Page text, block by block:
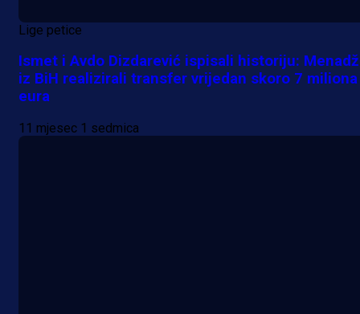
Lige petice
Ismet i Avdo Dizdarević ispisali historiju:
iz BiH realizirali transfer vrijedan skoro 7 miliona
eura
11 mjesec 1 sedmica